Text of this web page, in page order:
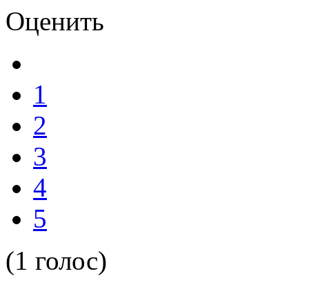
Оценить
1
2
3
4
5
(1 голос)